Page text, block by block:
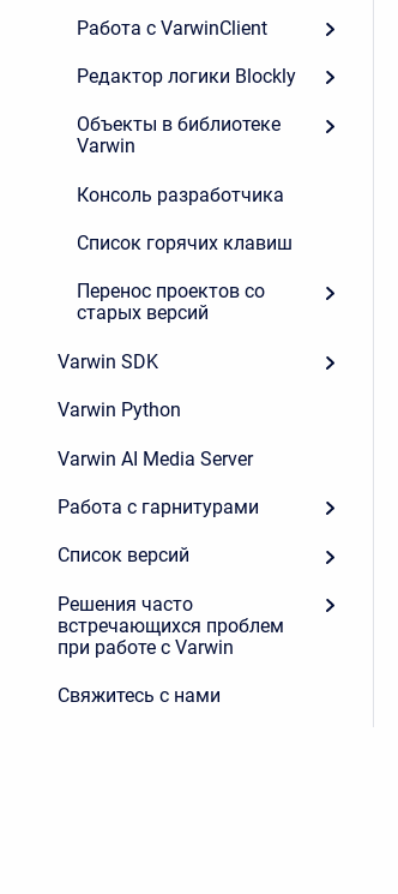
Работа с VarwinClient
Редактор логики Blockly
Объекты в библиотеке
Varwin
Консоль разработчика
Список горячих клавиш
Перенос проектов со
старых версий
Varwin SDK
Varwin Python
Varwin AI Media Server
Работа с гарнитурами
Список версий
Решения часто
встречающихся проблем
при работе с Varwin
Свяжитесь с нами